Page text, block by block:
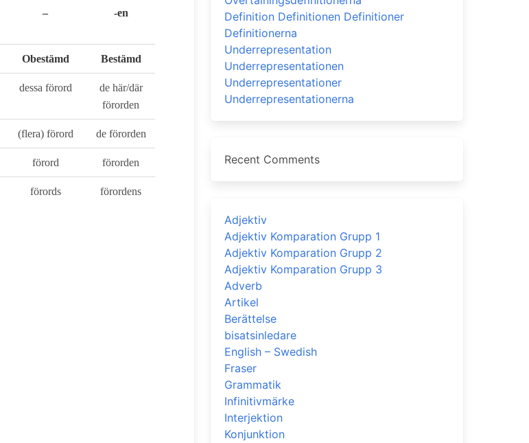
– -en
Obestämd Bestämd
dessa förord
de här/där
förorden
(flera) förord de förorden
förord förorden
förords förordens
Definition Definitionen Definitioner
Definitionerna
Underrepresentation
Underrepresentationen
Underrepresentationer
Underrepresentationerna
Recent Comments
Adjektiv
Adjektiv Komparation Grupp 1
Adjektiv Komparation Grupp 2
Adjektiv Komparation Grupp 3
Adverb
Artikel
Berättelse
bisatsinledare
English – Swedish
Fraser
Grammatik
Infinitivmärke
Interjektion
Konjunktion